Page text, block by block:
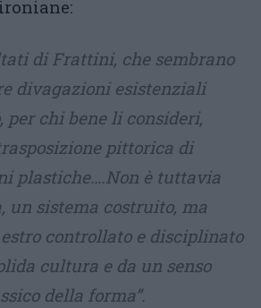
di Frattini, che sembrano
divagazioni esistenziali
per chi bene li consideri,
pittorica di
plastiche….Non è tuttavia
un sistema costruito, ma
controllato e disciplinato
cultura e da un senso
della forma”.